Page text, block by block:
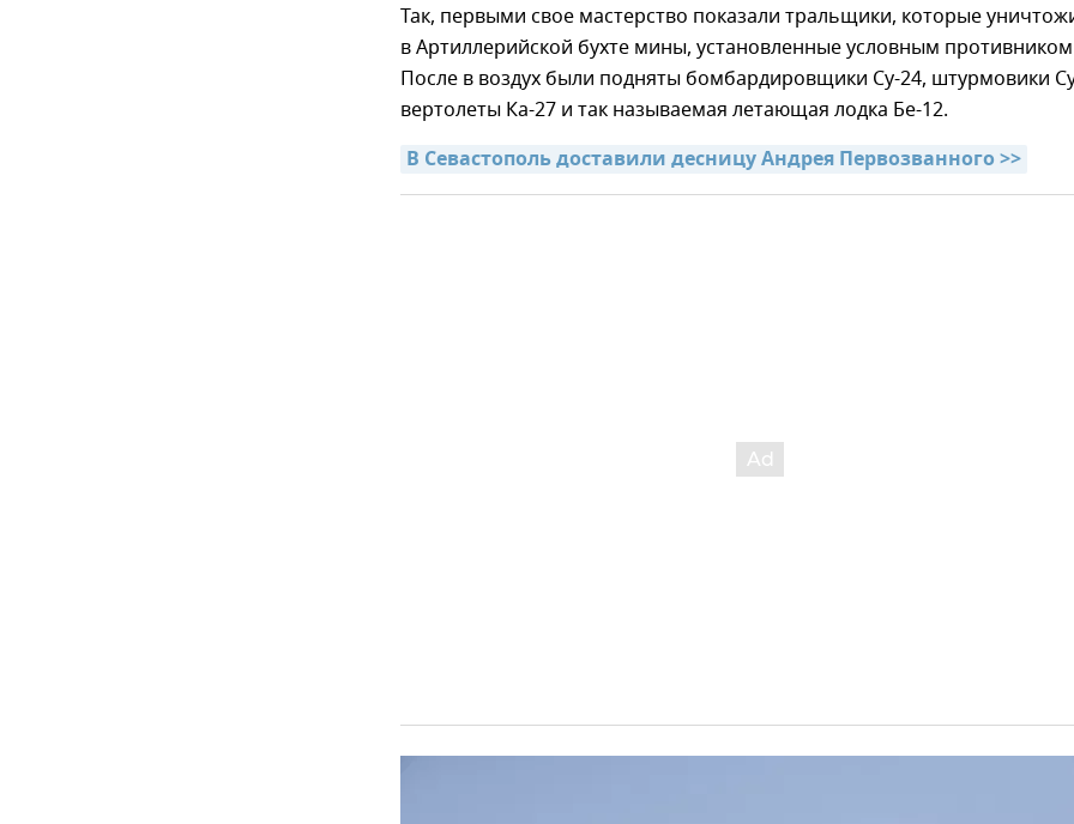
Так, первыми свое мастерство показали тральщики, которые
в Артиллерийской бухте мины, установленные условным
После в воздух были подняты бомбардировщики Су-24, штурмовики
вертолеты Ка-27 и так называемая летающая лодка Бе-12.
В Севастополь доставили десницу Андрея Первозванного >>